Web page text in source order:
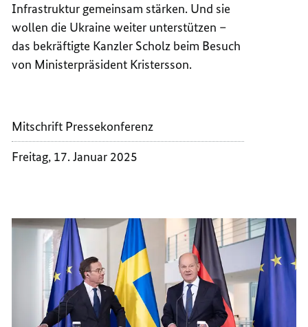
Infrastruktur gemeinsam stärken. Und sie
wollen die Ukraine weiter unterstützen –
das bekräftigte Kanzler Scholz beim Besuch
von Ministerpräsident Kristersson.
Mitschrift Pressekonferenz
Freitag, 17. Januar 2025